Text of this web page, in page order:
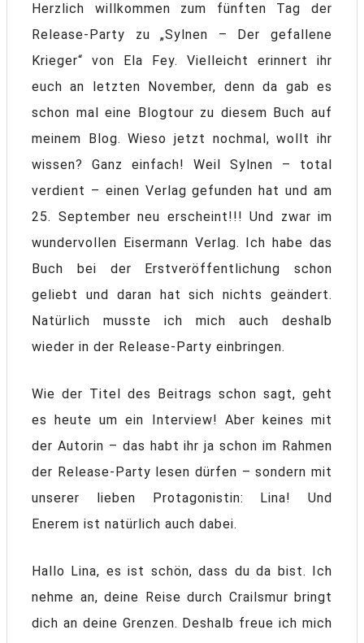
Herzlich willkommen zum fünften Tag der
Release-Party zu „Sylnen – Der gefallene
Krieger“ von Ela Fey. Vielleicht erinnert ihr
euch an letzten November, denn da gab es
schon mal eine Blogtour zu diesem Buch auf
meinem Blog. Wieso jetzt nochmal, wollt ihr
wissen? Ganz einfach! Weil Sylnen – total
verdient – einen Verlag gefunden hat und am
25. September neu erscheint!!! Und zwar im
wundervollen Eisermann Verlag. Ich habe das
Buch bei der Erstveröffentlichung schon
geliebt und daran hat sich nichts geändert.
Natürlich musste ich mich auch deshalb
wieder in der Release-Party einbringen.
Wie der Titel des Beitrags schon sagt, geht
es heute um ein Interview! Aber keines mit
der Autorin – das habt ihr ja schon im Rahmen
der Release-Party lesen dürfen – sondern mit
unserer lieben Protagonistin: Lina! Und
Enerem ist natürlich auch dabei.
Hallo Lina, es ist schön, dass du da bist. Ich
nehme an, deine Reise durch Crailsmur bringt
dich an deine Grenzen. Deshalb freue ich mich